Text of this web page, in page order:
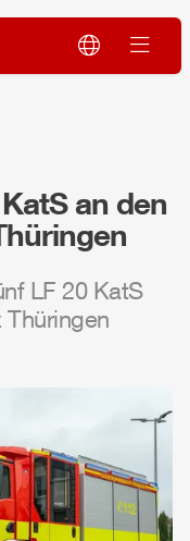
an den
LF 20 KatS